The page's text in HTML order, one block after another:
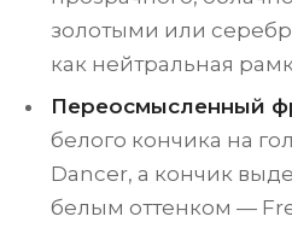
золотыми или
как нейтральная
Переосмысленный
белого кончика на
Dancer, а кончик
белым оттенком —